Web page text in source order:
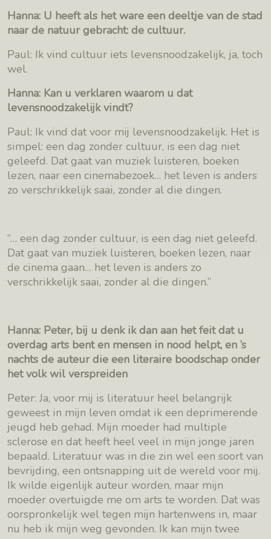
Hanna: U heeft als het ware een deeltje van de stad
naar de natuur gebracht: de cultuur.
Paul: Ik vind cultuur iets levensnoodzakelijk, ja, toch
wel.
Hanna: Kan u verklaren waarom u dat
levensnoodzakelijk vindt?
Paul: Ik vind dat voor mij levensnoodzakelijk. Het is
simpel: een dag zonder cultuur, is een dag niet
geleefd. Dat gaat van muziek luisteren, boeken
lezen, naar een cinemabezoek… het leven is anders
zo verschrikkelijk saai, zonder al die dingen.
“… een dag zonder cultuur, is een dag niet geleefd.
Dat gaat van muziek luisteren, boeken lezen, naar
de cinema gaan… het leven is anders zo
verschrikkelijk saai, zonder al die dingen.”
Hanna: Peter, bij u denk ik dan aan het feit dat u
overdag arts bent en mensen in nood helpt, en ’s
nachts de auteur die een literaire boodschap onder
het volk wil verspreiden
Peter: Ja, voor mij is literatuur heel belangrijk
geweest in mijn leven omdat ik een deprimerende
jeugd heb gehad. Mijn moeder had multiple
sclerose en dat heeft heel veel in mijn jonge jaren
bepaald. Literatuur was in die zin wel een soort van
bevrijding, een ontsnapping uit de wereld voor mij.
Ik wilde eigenlijk auteur worden, maar mijn
moeder overtuigde me om arts te worden. Dat was
oorspronkelijk wel tegen mijn hartenwens in, maar
nu heb ik mijn weg gevonden. Ik kan mijn twee